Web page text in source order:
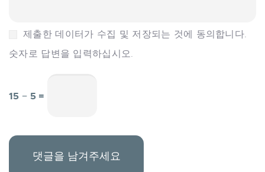
제출한 데이터가 수집 및 저장되는 것에 동의합니다.
숫자로 답변을 입력하십시오.
15 − 5 =